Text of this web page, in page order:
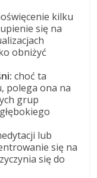
kilku
się na
obniżyć
choć ta
polega ona na
grup
lub
się na
się do